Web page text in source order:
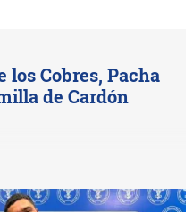
los Cobres, Pacha
de Cardón